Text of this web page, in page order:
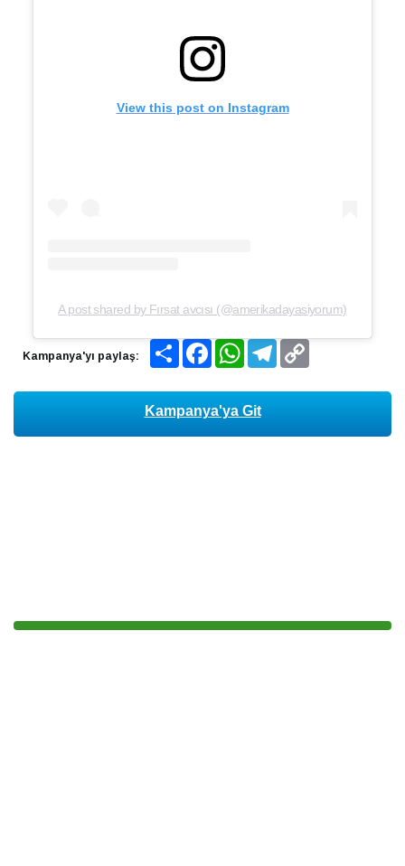
View this post on Instagram
A post shared by Fırsat avcısı (@amerikadayasiyorum)
Kampanya'yı paylaş:
Share FacebookWhatsAppTelegram
Kampanya'ya Git